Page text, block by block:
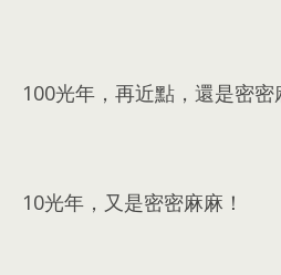
100光年 ， 再近點 ， 還是密密
10光年 ， 又是密密麻麻！